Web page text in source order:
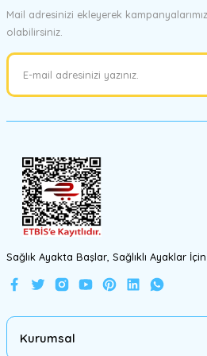
Ürün resmi kalitesiz, bozuk veya
Ürün bilgilerinde hatalar bulunuyor.
Mail adresinizi ekleyerek
olabilirsiniz.
Sağlık Ayakta Başlar, Sağlıklı Ayaklar İçin
Kurumsal